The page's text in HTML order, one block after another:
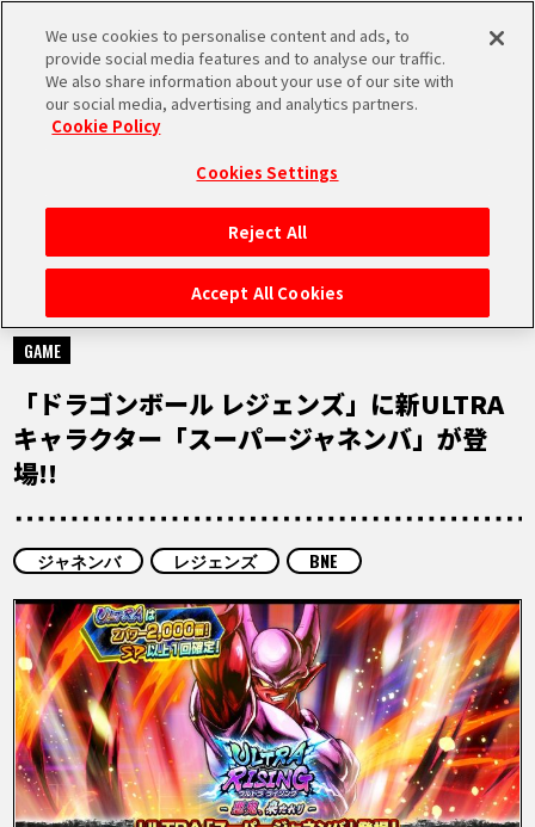
MEN
HOME
NEWS
RANKING
COLUMNS
ABOUT
LANGUAGE
JP
EN FR DE ES
NEWS
2023.10.18
GAME
「ドラゴンボール レジェンズ」に新ULTRA
キャラクター「スーパージャネンバ」が登
場!!
ジャネンバ レジェンズ BNE
We use cookies to personalise content and ads, to
provide social media features and to analyse our traffic.
We also share information about your use of our site with
our social media, advertising and analytics partners.
Cookie Policy
Cookies Settings
Reject All
Accept All Cookies